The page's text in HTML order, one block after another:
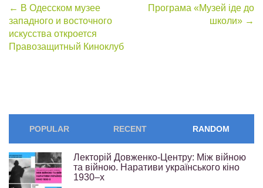
Post
navigation
← В Одесском музее
западного и восточного
искусства откроется
Правозащитный Киноклуб
Програма «Музей іде до
школи» →
POPULAR RECENT RANDOM
Лекторій Довженко-Центру: Між війною
та війною. Наративи українського кіно
1930–х